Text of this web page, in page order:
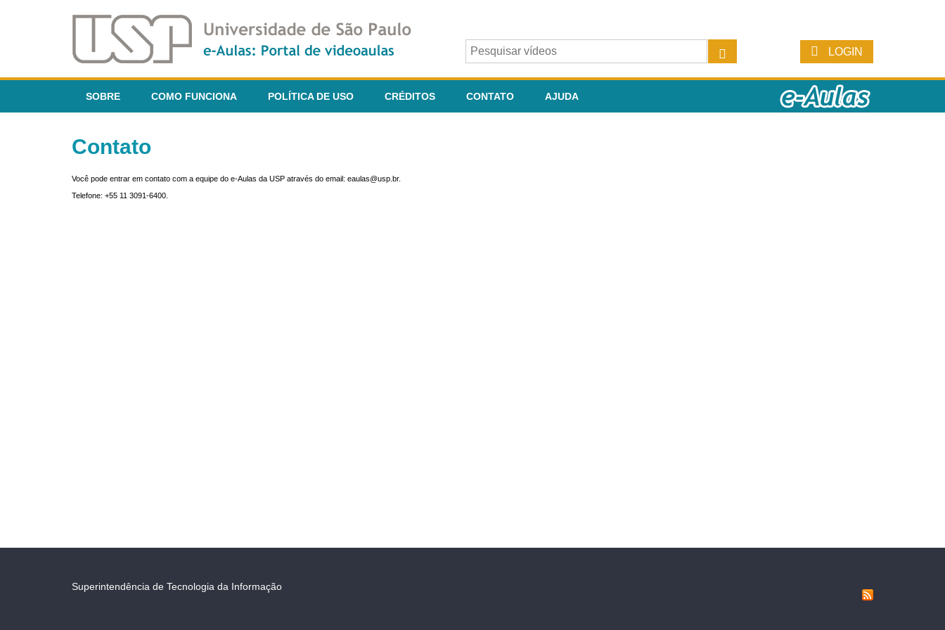
LOGIN
SOBRE COMO FUNCIONA POLÍTICA DE USO CRÉDITOS CONTATO AJUDA
Contato
Você pode entrar em contato com a equipe do e-Aulas da USP através do email: eaulas@usp.br.
Telefone: +55 11 3091-6400.
Superintendência de Tecnologia da Informação